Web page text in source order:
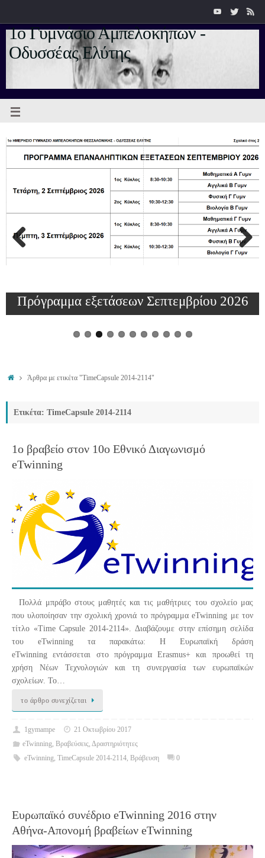
1ο Γυμνάσιο Αμπελοκήπων -
Οδυσσέας Ελύτης
2025-2026
Άρθρα με ετικέτα "TimeCapsule 2014-2114"
Ετικέτα: TimeCapsule 2014-2114
1o βραβείο στον 10ο Εθνικό Διαγωνισμό
eTwinning
Πολλά μπράβο στους μαθητές και τις μαθήτριες του σχολείο μας
που υλοποίησαν την σχολική χρονιά το πρόγραμμα eTwinning με τον
τίτλο «Time Capsule 2014-2114». Διαβάζουμε στην επίσημη σελίδα
του eTwinning τα παρακάτω: Η Eυρωπαϊκή δράση
eTwinning εντάσσεται στο πρόγραμμα Erasmus+ και προωθεί τη
χρήση Νέων Τεχνολογιών και τη συνεργασία των ευρωπαϊκών
σχολείων. Το…
το άρθρο συνεχίζεται
1gymampe
21 Οκτωβρίου 2017
eTwinning, Βραβεύσεις, Δραστηριότητες
eTwinning, TimeCapsule 2014-2114, Βράβευση 0
Ευρωπαϊκό συνέδριο eTwinning 2016 στην
Αθήνα-Απονομή βραβείων eTwinning